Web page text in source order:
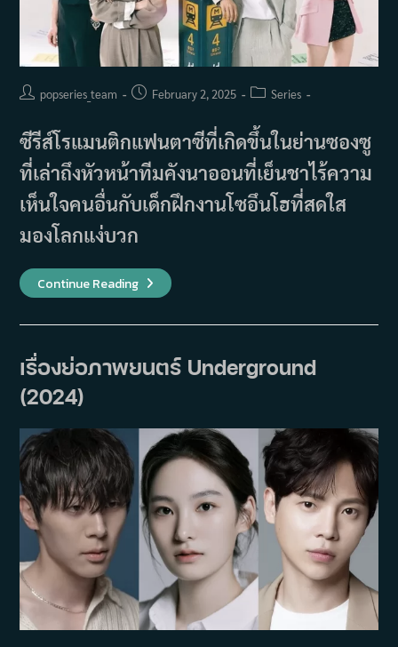
Postpopseries_team
PostFebruary 2, 2025
PostSeries
ซีรีส์โรแมนติกแฟนตาซีที่เกิดขึ้นในย่านซองซู
ที่เล่าถึงหัวหน้าทีมคังนาออนที่เย็นชาไร้ความ
เห็นใจคนอื่นกับเด็กฝึกงานโซอึนโฮที่สดใส
มองโลกแง่บวก
Continue Readingเรื่อง
ย่อ
รีส์
Seongsu
สวิตซ์
เรื่องย่อภาพยนตร์ Underground
(2024)